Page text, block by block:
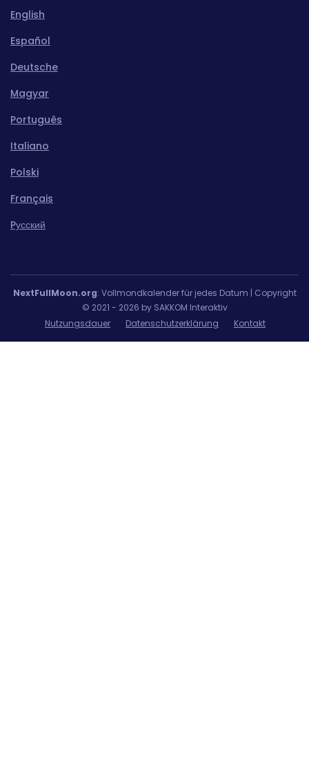
English
Español
Deutsche
Magyar
Português
Italiano
Polski
Français
Pусский
NextFullMoon.org: Vollmondkalender für jedes Datum | Copyright
© 2021 - 2026 by SAKKOM Interaktiv
Nutzungsdauer
Datenschutzerklärung Kontakt